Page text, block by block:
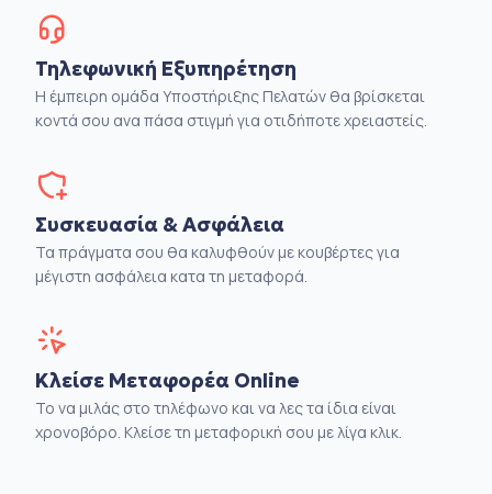
Τηλεφωνική Εξυπηρέτηση
Η έμπειρη ομάδα Υποστήριξης Πελατών θα βρίσκεται
κοντά σου ανα πάσα στιγμή για οτιδήποτε χρειαστείς.
Συσκευασία & Ασφάλεια
Τα πράγματα σου θα καλυφθούν με κουβέρτες για
μέγιστη ασφάλεια κατα τη μεταφορά.
Κλείσε Μεταφορέα Online
Το να μιλάς στο τηλέφωνο και να λες τα ίδια είναι
χρονοβόρο. Κλείσε τη μεταφορική σου με λίγα κλικ.